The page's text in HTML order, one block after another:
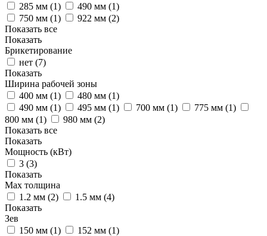
285 мм (1) 490 мм (1)
750 мм (1) 922 мм (2)
Показать все
Показать
Брикетирование
нет (7)
Показать
Ширина рабочей зоны
400 мм (1) 480 мм (1)
490 мм (1) 495 мм (1) 700 мм (1) 775 мм (1)
800 мм (1) 980 мм (2)
Показать все
Показать
Мощность (кВт)
3 (3)
Показать
Max толщина
1.2 мм (2) 1.5 мм (4)
Показать
Зев
150 мм (1) 152 мм (1)